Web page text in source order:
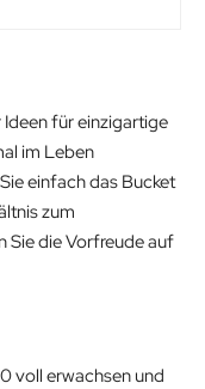
für einzigartige
im Leben
einfach das Bucket
zum
Sie die Vorfreude auf
voll erwachsen und